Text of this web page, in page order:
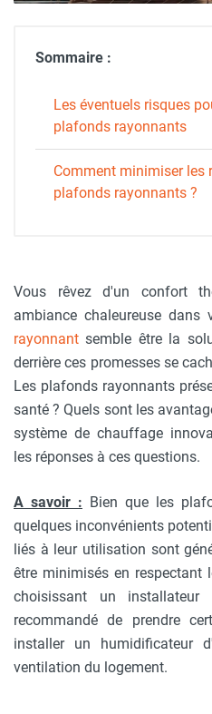
Sommaire :
Les éventuels risques
plafonds rayonnants
Comment minimiser les
plafonds rayonnants ?
Vous rêvez d'un confort
ambiance chaleureuse dans
rayonnant semble être la
derrière ces promesses se
Les plafonds rayonnants
santé ? Quels sont les
système de chauffage
les réponses à ces questions.
A savoir : Bien que les
quelques inconvénients
liés à leur utilisation sont
être minimisés en respectant
choisissant un
recommandé de prendre
installer un humidificateur
ventilation du logement.